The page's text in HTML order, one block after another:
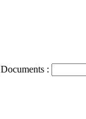
Documents :